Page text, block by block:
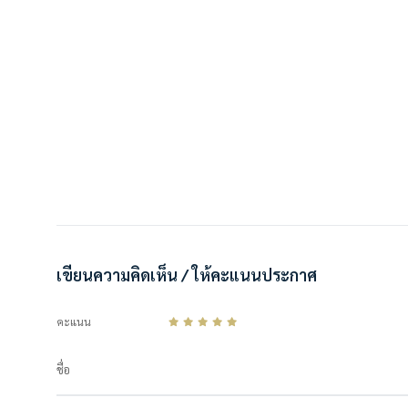
เขียนความคิดเห็น / ให้คะแนนประกาศ
คะแนน
ชื่อ